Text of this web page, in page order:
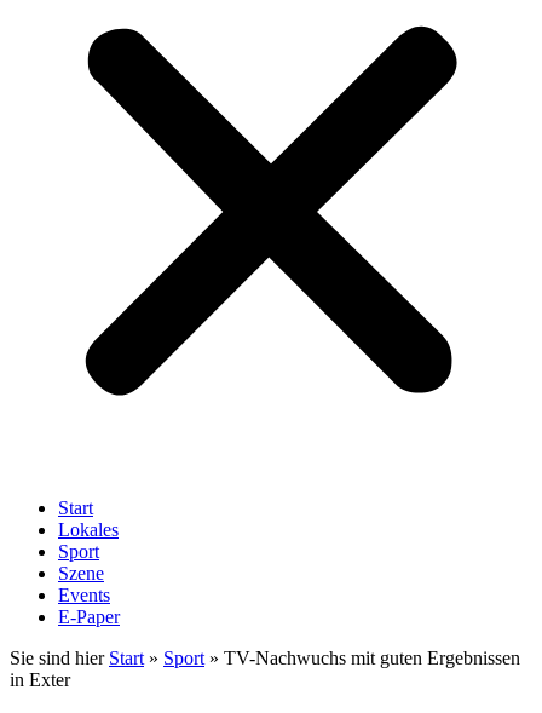
Start
Lokales
Sport
Szene
Events
E-Paper
Sie sind hier Start » Sport » TV-Nachwuchs mit guten Ergebnissen
in Exter